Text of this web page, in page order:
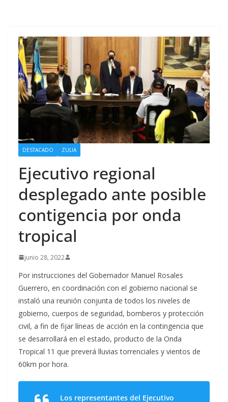
DESTACADO ZULIA
Ejecutivo regional
desplegado ante posible
contigencia por onda
tropical
junio 28, 2022
Por instrucciones del Gobernador Manuel Rosales
Guerrero, en coordinación con el gobierno nacional se
instaló una reunión conjunta de todos los niveles de
gobierno, cuerpos de seguridad, bomberos y protección
civil, a fin de fijar líneas de acción en la contingencia que
se desarrollará en el estado, producto de la Onda
Tropical 11 que preverá lluvias torrenciales y vientos de
60km por hora.
Los representantes del Ejecutivo